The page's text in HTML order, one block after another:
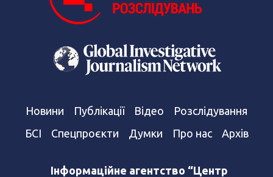
Новини Публікації Відео
Розслідування
БСІ
Спецпроєкти Думки Про нас Архів
Інформаційне агентство “Центр